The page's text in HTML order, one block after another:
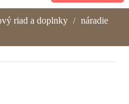
riad a doplnky
náradie